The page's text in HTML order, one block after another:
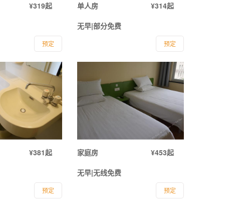
¥319起
预定
单人房
¥314起
无早|部分免费
预定
¥381起
预定
家庭房
¥453起
无早|无线免费
预定